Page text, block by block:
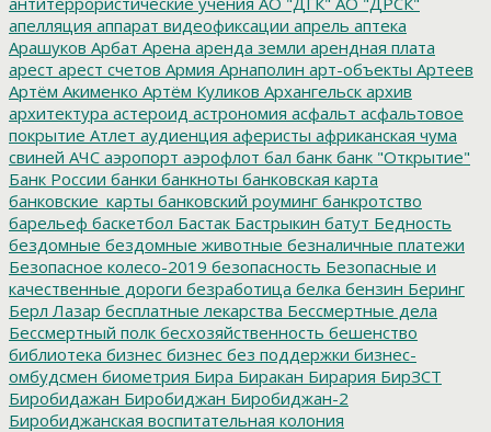
апелляция аппарат видеофиксации апрель аптека
Арашуков Арбат Арена аренда земли арендная плата
арест арест счетов Армия Арнаполин арт-объекты Артеев
Артём Акименко Артём Куликов Архангельск архив
архитектура астероид астрономия асфальт асфальтовое
покрытие Атлет аудиенция аферисты африканская чума
свиней АЧС аэропорт аэрофлот бал банк банк "Открытие"
Банк России банки банкноты банковская карта
банковские_карты банковский роуминг банкротство
барельеф баскетбол Бастак Бастрыкин батут Бедность
бездомные бездомные животные безналичные платежи
Безопасное колесо-2019 безопасность Безопасные и
качественные дороги безработица белка бензин Беринг
Берл Лазар бесплатные лекарства Бессмертные дела
Бессмертный полк бесхозяйственность бешенство
библиотека бизнес бизнес без поддержки бизнес-
омбудсмен биометрия Бира Биракан Бирария БирЗСТ
Биробидажан Биробиджан Биробиджан-2
Биробиджанская воспитательная колония